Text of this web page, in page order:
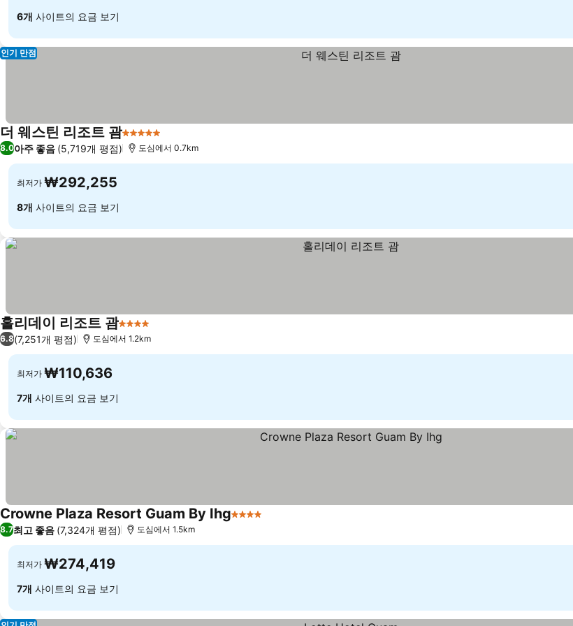
6개 사이트의 요금 보기
인기 만점
더 웨스틴 리조트 괌5 성급
8.0아주 좋음 (5,719개 평점) 도심에서 0.7km
최저가 ₩292,255
8개 사이트의 요금 보기
홀리데이 리조트 괌4 성급
6.8(7,251개 평점) 도심에서 1.2km
최저가 ₩110,636
7개 사이트의 요금 보기
Crowne Plaza Resort Guam By Ihg4 성급
8.7최고 좋음 (7,324개 평점) 도심에서 1.5km
최저가 ₩274,419
7개 사이트의 요금 보기